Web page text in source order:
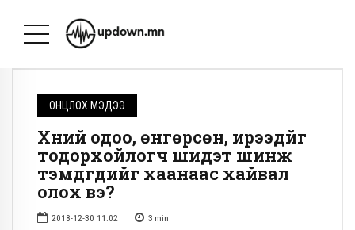
ОНЦЛОХ МЭДЭЭ
Хүний одоо, өнгөрсөн, ирээдүйг
тодорхойлогч шидэт шинж
тэмдгүүдийг хаанаас хайвал
олох вэ?
2018-12-30 11:02 3 min